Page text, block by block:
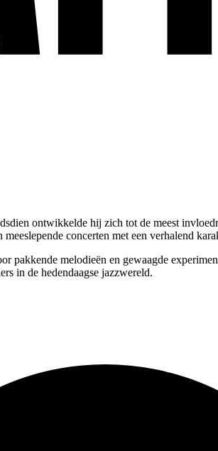
ontwikkelde hij zich tot de meest
concerten met een verhalend
melodieën en gewaagde
in de hedendaagse jazzwereld.